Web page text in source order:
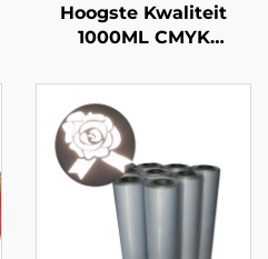
Hoogste Kwaliteit
1000ML CMYK
Tekstiel Druks wit
DTF-drukins vir Epson
I3200 I1600 Xp600 1390
4720 Tx800 Hoof